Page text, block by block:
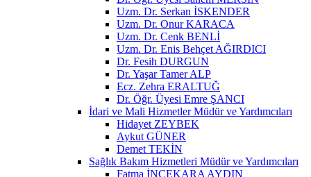
Uzm. Dr. Serkan İSKENDER
Uzm. Dr. Onur KARACA
Uzm. Dr. Cenk BENLİ
Uzm. Dr. Enis Behçet AĞIRDICI
Dr. Fesih DURGUN
Dr. Yaşar Tamer ALP
Ecz. Zehra ERALTUĞ
Dr. Öğr. Üyesi Emre ŞANCI
İdari ve Mali Hizmetler Müdür ve Yardımcıları
Hidayet ZEYBEK
Aykut GÜNER
Demet TEKİN
Sağlık Bakım Hizmetleri Müdür ve Yardımcıları
Fatma İNCEKARA AYDIN